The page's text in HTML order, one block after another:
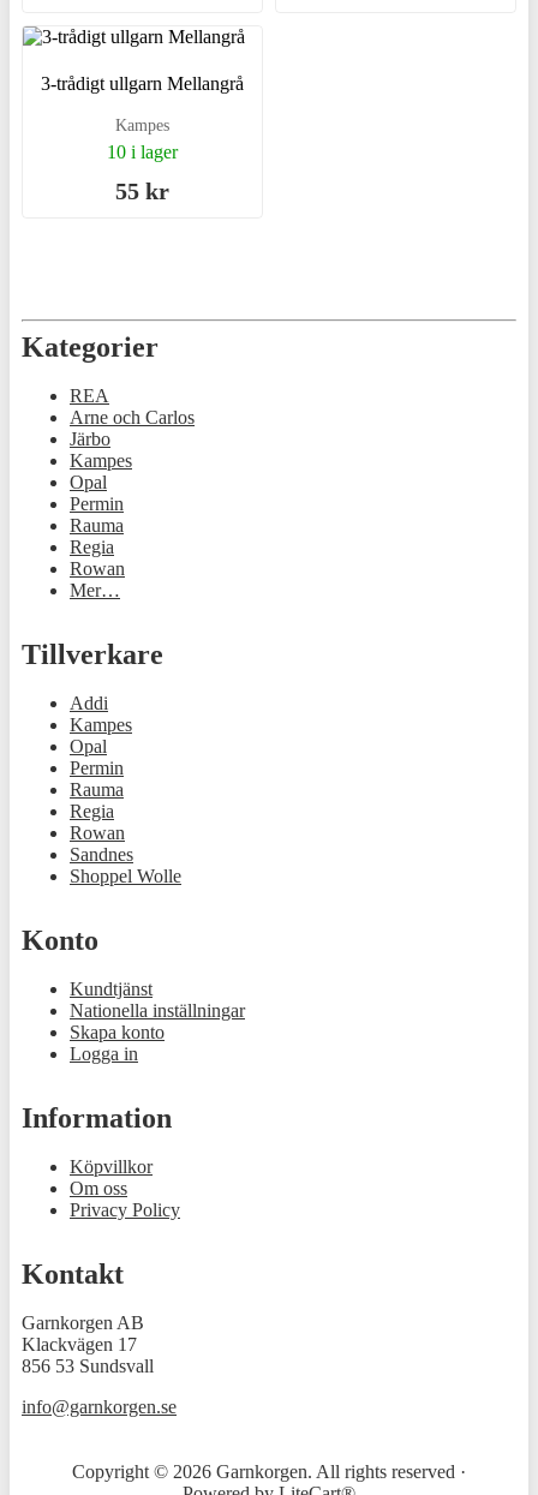
3-trådigt ullgarn Mellangrå
Kampes
10 i lager
55 kr
Kategorier
REA
Arne och Carlos
Järbo
Kampes
Opal
Permin
Rauma
Regia
Rowan
Mer…
Tillverkare
Addi
Kampes
Opal
Permin
Rauma
Regia
Rowan
Sandnes
Shoppel Wolle
Konto
Kundtjänst
Nationella inställningar
Skapa konto
Logga in
Information
Köpvillkor
Om oss
Privacy Policy
Kontakt
Garnkorgen AB
Klackvägen 17
856 53 Sundsvall
info@garnkorgen.se
Copyright © 2026 Garnkorgen. All rights reserved ·